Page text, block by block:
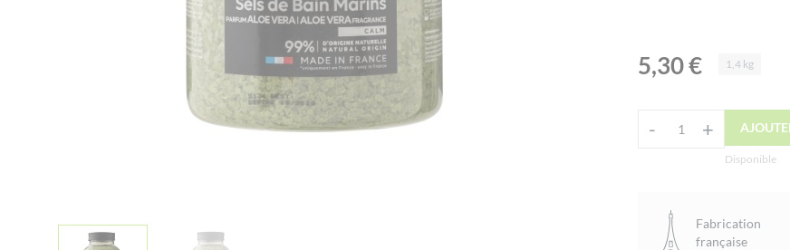
5,30€ 1,4 kg
quantité
- +
Disponible
Fabrication
française